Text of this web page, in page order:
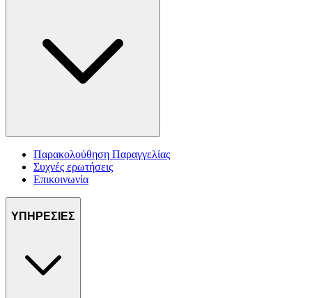
Παρακολούθηση Παραγγελίας
Συχνές ερωτήσεις
Επικοινωνία
ΥΠΗΡΕΣΙΕΣ